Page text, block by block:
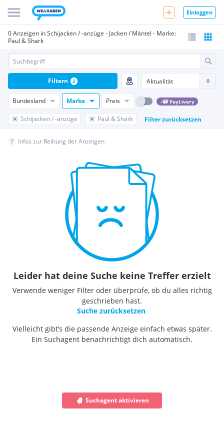
Einloggen
0 Anzeigen in Schijacken / -anzüge - Jacken / Mäntel - Marke:
Paul & Shark
Bundesland Marke Preis PayLivery
Schijacken / -anzüge Paul & Shark Filter zurücksetzen
Filtern 2
Infos zur Reihung der Anzeigen
Leider hat deine Suche keine Treffer erzielt
Verwende weniger Filter oder überprüfe, ob du alles richtig
geschrieben hast.
Suche zurücksetzen
Vielleicht gibt’s die passende Anzeige einfach etwas später.
Ein Suchagent benachrichtigt dich automatisch.
Suchagent aktivieren